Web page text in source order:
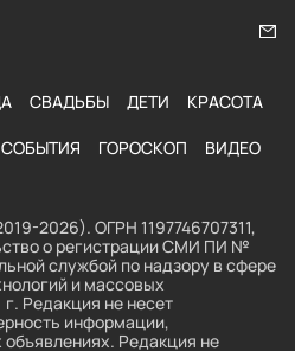
СВАДЬБЫ ДЕТИ КРАСОТА
СОБЫТИЯ ГОРОСКОП ВИДЕО
2026). ОГРН 1197746707311,
о регистрации СМИ ПИ №
службой по надзору в сфере
и массовых
Редакция не несет
информации,
Редакция не